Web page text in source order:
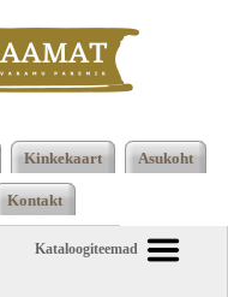
raamatud |
Kinkekaart Asukoht
Kontakt
Kataloogiteemad